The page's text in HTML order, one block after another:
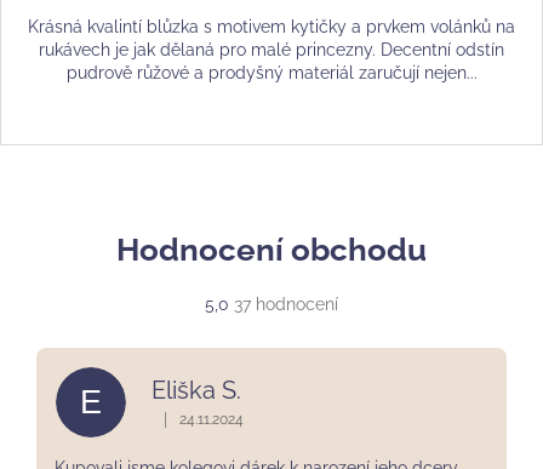
Krásná kvalintí blůzka s motivem kytičky a prvkem volánků na
rukávech je jak dělaná pro malé princezny. Decentní odstín
pudrově růžové a prodyšný materiál zaručují nejen...
Hodnocení obchodu
5,0 Průměrné
obchodu
5,0
z
hvězdiček.
37 hodnocení
E Eliška S.
Hodnocení obchodu je 5 z 5 hvězdiček.
24.11.2024